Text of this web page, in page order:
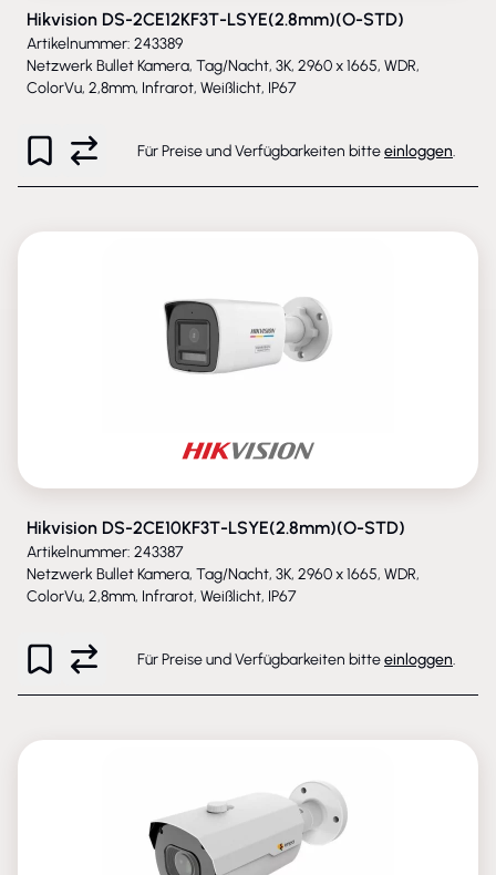
Hikvision DS-2CE12KF3T-LSYE(2.8mm)(O-STD)
Artikelnummer: 243389
Netzwerk Bullet Kamera, Tag/Nacht, 3K, 2960 x 1665, WDR,
ColorVu, 2,8mm, Infrarot, Weißlicht, IP67
Für Preise und Verfügbarkeiten bitteeinloggen.
Hikvision DS-2CE10KF3T-LSYE(2.8mm)(O-STD)
Artikelnummer: 243387
Netzwerk Bullet Kamera, Tag/Nacht, 3K, 2960 x 1665, WDR,
ColorVu, 2,8mm, Infrarot, Weißlicht, IP67
Für Preise und Verfügbarkeiten bitteeinloggen.